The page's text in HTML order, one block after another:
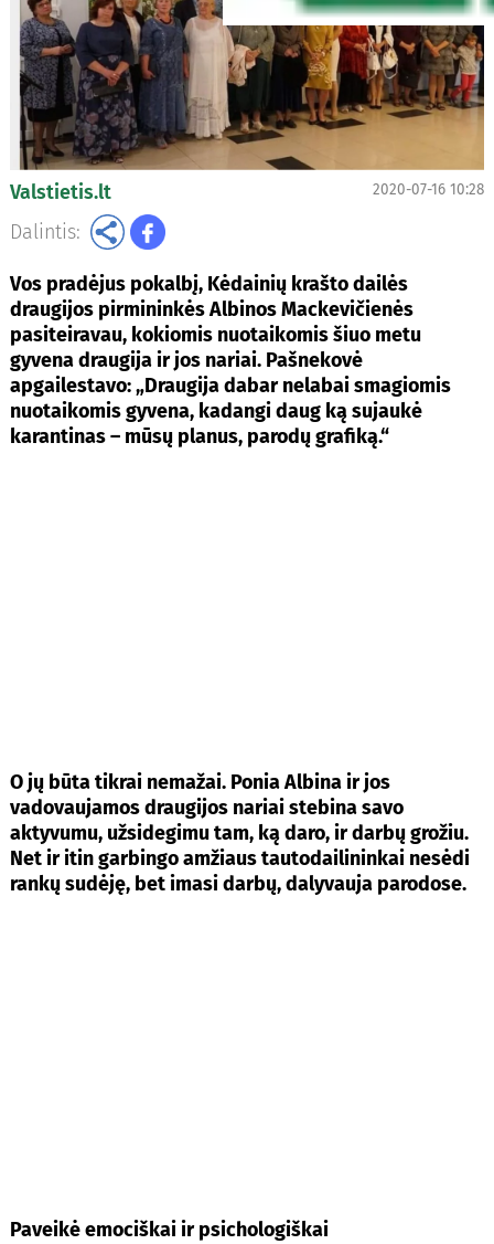
Valstietis.lt 2020-07-16 10:28
Dalintis:
Vos pradėjus pokalbį, Kėdainių krašto dailės
draugijos pirmininkės Albinos Mackevičienės
pasiteiravau, kokiomis nuotaikomis šiuo metu
gyvena draugija ir jos nariai. Pašnekovė
apgailestavo: „Draugija dabar nelabai smagiomis
nuotaikomis gyvena, kadangi daug ką sujaukė
karantinas – mūsų planus, parodų grafiką.“
O jų būta tikrai nemažai. Ponia Albina ir jos
vadovaujamos draugijos nariai stebina savo
aktyvumu, užsidegimu tam, ką daro, ir darbų grožiu.
Net ir itin garbingo amžiaus tautodailininkai nesėdi
rankų sudėję, bet imasi darbų, dalyvauja parodose.
Paveikė emociškai ir psichologiškai